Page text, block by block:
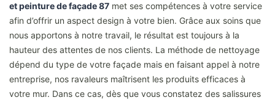
et peinture de façade 87 met ses compétences à votre service
afin d’offrir un aspect design à votre bien. Grâce aux soins que
nous apportons à notre travail, le résultat est toujours à la
hauteur des attentes de nos clients. La méthode de nettoyage
dépend du type de votre façade mais en faisant appel à notre
entreprise, nos ravaleurs maîtrisent les produits efficaces à
votre mur. Dans ce cas, dès que vous constatez des salissures